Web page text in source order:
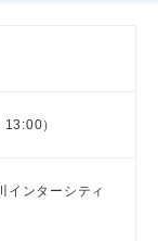
）
インターシティ